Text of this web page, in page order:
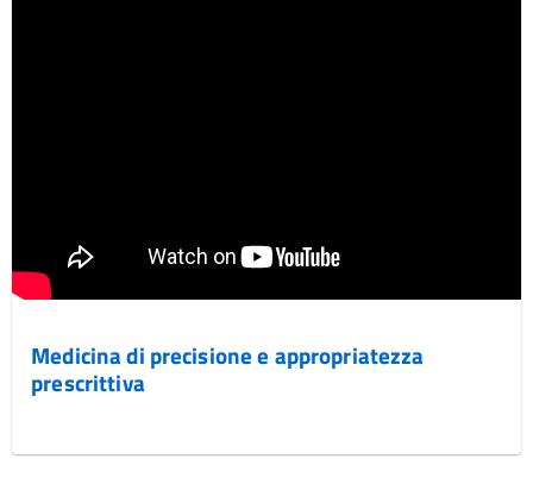
Medicina di precisione e appropriatezza
prescrittiva